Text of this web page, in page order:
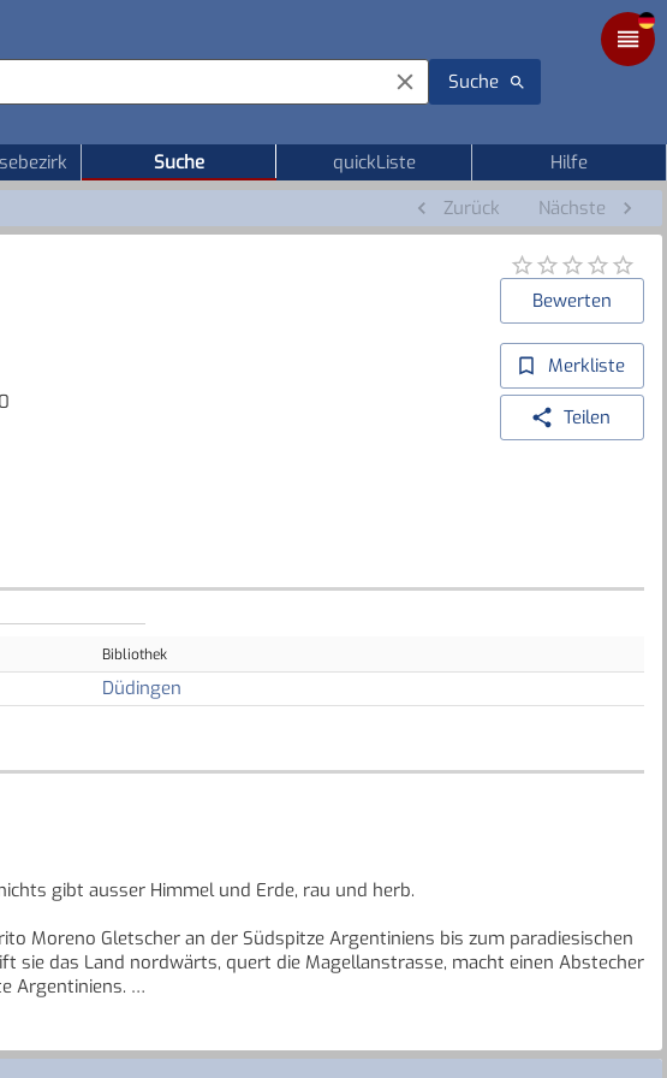
Suche
Suche quickListe
Hilfe
Zurück Nächste
Bewerten
Merkliste
Teilen
Bibliothek
Düdingen
gibt ausser Himmel und Erde, rau und herb.
Moreno Gletscher an der Südspitze Argentiniens bis zum paradiesischen
sie das Land nordwärts, quert die Magellanstrasse, macht einen Abstecher
Argentiniens.
ins Gespräch zu kommen. Bei gegrilltem Schafsfleisch und Matetee